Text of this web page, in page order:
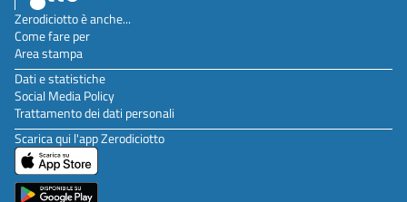
Zerodiciotto è anche...
Come fare per
Area stampa
Dati e statistiche
Social Media Policy
Trattamento dei dati personali
Scarica qui l'app Zerodiciotto